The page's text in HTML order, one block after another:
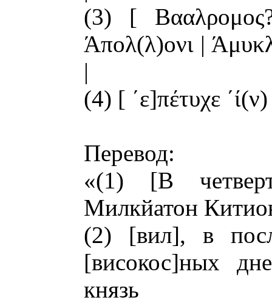
(3) [
Άπολ(λ)ονι |
|
(4) [ ΄ε]πέτυχε
Перевод:
«(1) [В
Милкйатон
(2) [вил], в
[високос]ных
князь